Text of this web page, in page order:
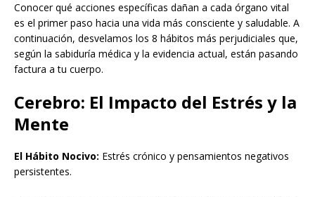
Conocer qué acciones específicas dañan a cada órgano vital
es el primer paso hacia una vida más consciente y saludable. A
continuación, desvelamos los 8 hábitos más perjudiciales que,
según la sabiduría médica y la evidencia actual, están pasando
factura a tu cuerpo.
Cerebro: El Impacto del Estrés y la
Mente
El Hábito Nocivo: Estrés crónico y pensamientos negativos
persistentes.